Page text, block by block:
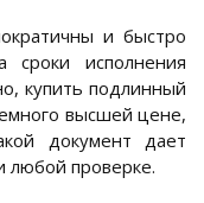
и быстро
сроки исполнения
купить подлинный
высшей цене,
документ дает
проверке.